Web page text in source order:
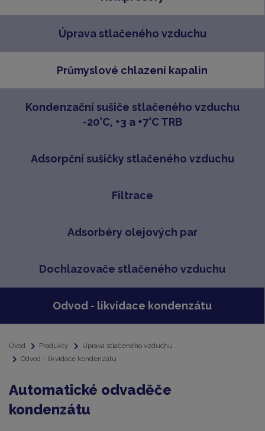
Úprava stlačeného vzduchu
Průmyslové chlazení kapalin
Kondenzační sušiče stlačeného vzduchu
-20°C, +3 a +7°C TRB
Adsorpční sušičky stlačeného vzduchu
Filtrace
Adsorbéry olejových par
Dochlazovače stlačeného vzduchu
Odvod - likvidace kondenzátu
Úvod Produkty
Úprava stlačeného vzduchu
Odvod - likvidace kondenzátu
Automatické odvaděče
kondenzátu